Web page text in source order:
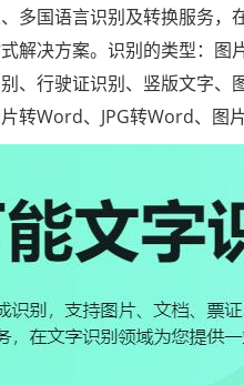
多国语言识别及转换服务，
解决方案。识别的类型：图
、行驶证识别、竖版文字、
转Word、JPG转Word、图